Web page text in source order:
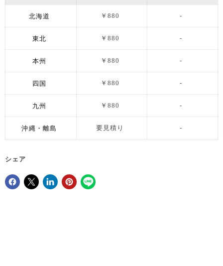
北海道 ￥880 -
東北 ￥880 -
本州 ￥880 -
四国 ￥880 -
九州 ￥880 -
沖縄・離島 要見積り -
シェア